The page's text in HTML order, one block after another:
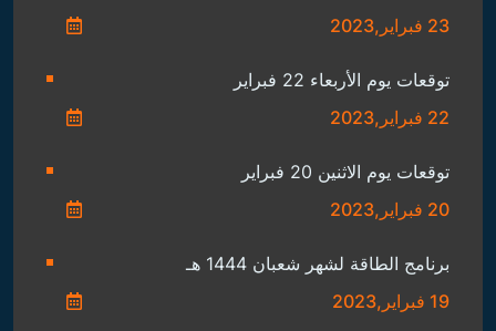
23 فبراير,2023
توقعات يوم الأربعاء 22 فبراير
22 فبراير,2023
توقعات يوم الاثنين 20 فبراير
20 فبراير,2023
برنامج الطاقة لشهر شعبان 1444 هـ
19 فبراير,2023